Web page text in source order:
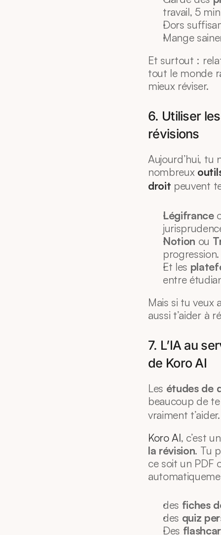
travail, 5
Dors
Mange
Et surtout :
tout le monde
mieux réviser.
6. Utiliser
révisions
Aujourd’hui, tu
nombreux
droit peuvent
Légifrance
Notion ou
progression.
Et les
entre
Mais si tu veux
aussi t’aider à
7. L’IA au
de Koro AI
Les études de
beaucoup de
vraiment t’aider.
Koro AI, c’est
la révision. Tu
ce soit un PDF
des fiches
des quiz
Des